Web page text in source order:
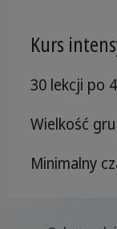
Kurs
30 lekcji po
Wielkość
Minimalny